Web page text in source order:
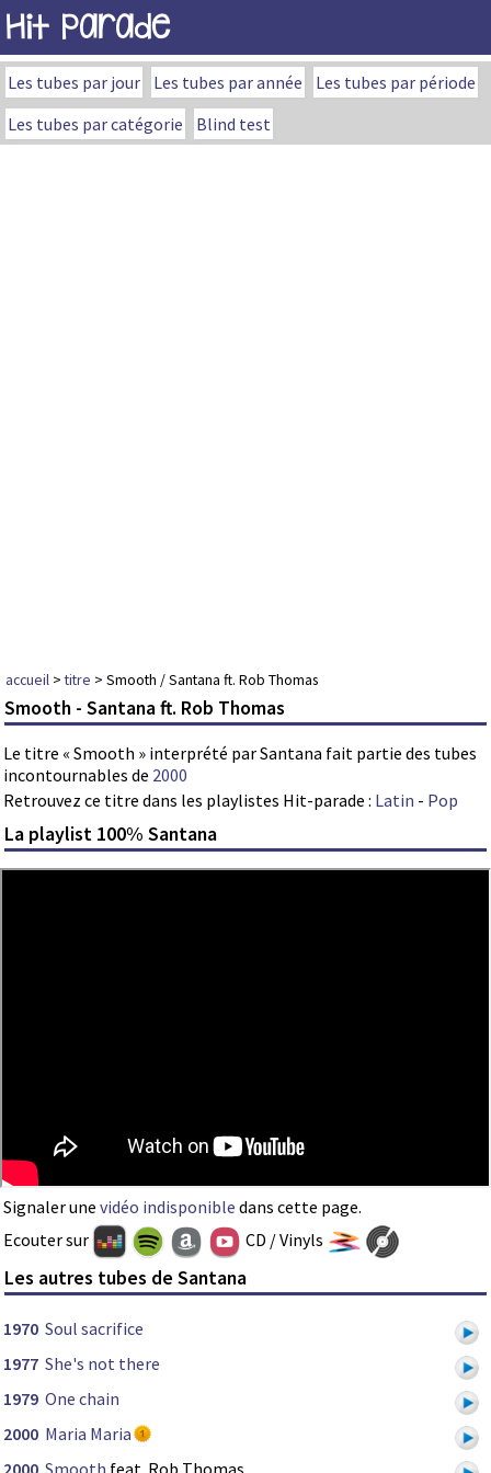
Hit Parade
Les tubes par jour Les tubes par année
Les tubes par période
Les tubes par catégorie
Blind test
accueil >titre > Smooth / Santana ft. Rob Thomas
Smooth - Santana ft. Rob Thomas
Le titre « Smooth » interprété par Santana fait partie des tubes
incontournables de 2000
Retrouvez ce titre dans les playlistes Hit-parade : Latin - Pop
La playlist 100% Santana
Signaler une vidéo indisponible dans cette page.
Ecouter sur
CD / Vinyls
Les autres tubes de Santana
1970 Soul sacrifice
1977 She's not there
1979 One chain
2000 Maria Maria